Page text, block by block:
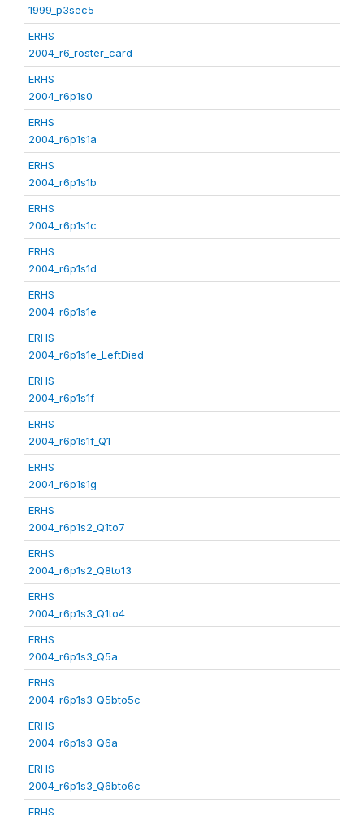
1999_p3sec5
ERHS
2004_r6_roster_card
ERHS
2004_r6p1s0
ERHS
2004_r6p1s1a
ERHS
2004_r6p1s1b
ERHS
2004_r6p1s1c
ERHS
2004_r6p1s1d
ERHS
2004_r6p1s1e
ERHS
2004_r6p1s1e_LeftDied
ERHS
2004_r6p1s1f
ERHS
2004_r6p1s1f_Q1
ERHS
2004_r6p1s1g
ERHS
2004_r6p1s2_Q1to7
ERHS
2004_r6p1s2_Q8to13
ERHS
2004_r6p1s3_Q1to4
ERHS
2004_r6p1s3_Q5a
ERHS
2004_r6p1s3_Q5bto5c
ERHS
2004_r6p1s3_Q6a
ERHS
2004_r6p1s3_Q6bto6c
ERHS